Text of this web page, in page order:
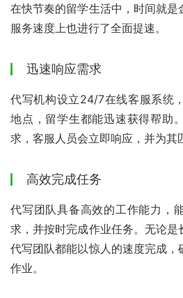
在快节奏的留学生活中，时间就是
服务速度上也进行了全面提速。
迅速响应需求
代写机构设立24/7在线客服系统
地点，留学生都能迅速获得帮助
求，客服人员会立即响应，并为其
高效完成任务
代写团队具备高效的工作能力，
求，并按时完成作业任务。无论是
代写团队都能以惊人的速度完成，
作业。